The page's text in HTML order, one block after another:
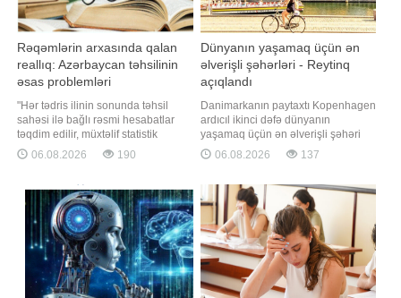
Rəqəmlərin arxasında qalan
reallıq: Azərbaycan təhsilinin
əsas problemləri
"Hər tədris ilinin sonunda təhsil
sahəsi ilə bağlı rəsmi hesabatlar
təqdim edilir, müxtəlif statistik
göstəricilər açıqlanır və əldə olunan
nəticələr ön plana çəkilir. Lakin
Azərbaycan təhsilində illərdir
mövcud olan problemlərin aradan
qaldırılmadığı, əksinə, bir çox
istiqamətd
06.08.2026 190
Dünyanın yaşamaq üçün ən
əlverişli şəhərləri - Reytinq
açıqlandı
Danimarkanın paytaxtı Kopenhagen
ardıcıl ikinci dəfə dünyanın
yaşamaq üçün ən əlverişli şəhəri
seçilib. Qaynarinfo xəbər verir ki, bu
barədə Economist Intelligence Unit
Qlobal Yaşanabilirlik İndeksində
qeyd olunub. Reytinqə əsasən,
Kopenhagen 173 şəhər arasında
sabitlik
06.08.2026 137